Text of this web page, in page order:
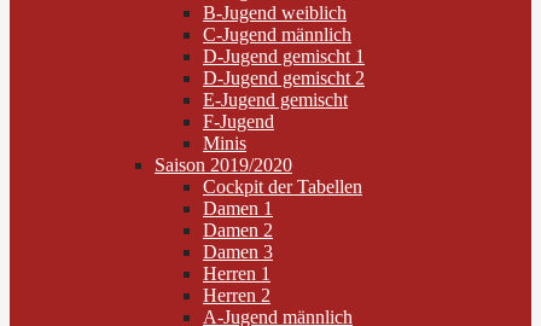
B-Jugend weiblich
C-Jugend männlich
D-Jugend gemischt 1
D-Jugend gemischt 2
E-Jugend gemischt
F-Jugend
Minis
Saison 2019/2020
Cockpit der Tabellen
Damen 1
Damen 2
Damen 3
Herren 1
Herren 2
A-Jugend männlich